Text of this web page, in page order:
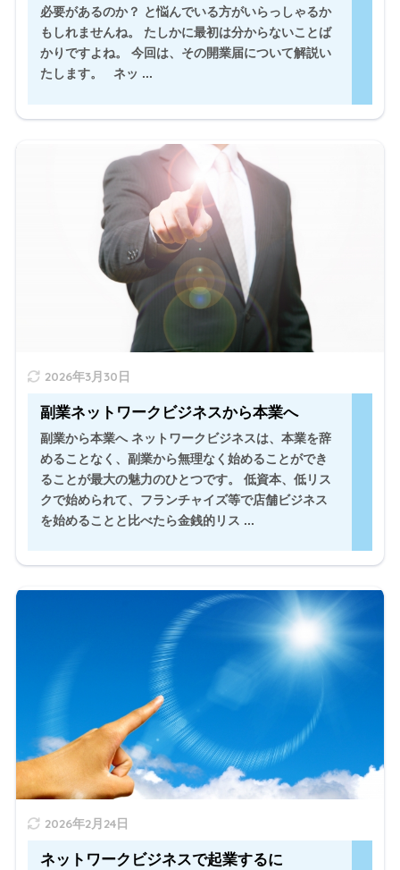
必要があるのか？ と悩んでいる方がいらっしゃるか
もしれませんね。 たしかに最初は分からないことば
かりですよね。 今回は、その開業届について解説い
たします。 ネッ ...
副業から本業へ ネットワークビジネスは、本業を辞める
ことなく、副業から無理なく始めることができることが
最大の魅力のひとつです。 低資本、低リスクで始められ
て、フランチャイズ等で店舗ビジネスを始めることと比
べたら金銭的リス ...
" width="520" height="300" />
2026年3月30日
副業ネットワークビジネスから本業へ
副業から本業へ ネットワークビジネスは、本業を辞
めることなく、副業から無理なく始めることができ
ることが最大の魅力のひとつです。 低資本、低リス
クで始められて、フランチャイズ等で店舗ビジネス
を始めることと比べたら金銭的リス ...
ネットワークビジネスで起業 ネットワークビジネスは、
副業として低資本・低リスクで始められるため、“起業す
る“といった感覚で始める人は少ないかもしれません。 む
しろ副業感覚、お小遣い稼ぎ感覚で始める人の方が多い
" width="520" height="300" />
2026年2月24日
ネットワークビジネスで起業するに